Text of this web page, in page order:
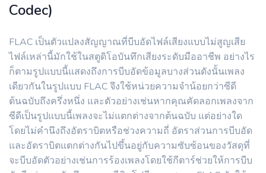
Codec)
FLAC เป็นตัวแปลงสัญญาณที่บีบอัดไฟล์เสียงแบบไม่สูญเสีย
ไฟล์เหล่านี้มักใช้ในสตูดิโอบันทึกเสียงระดับมืออาชีพ อย่างไร
ก็ตามรูปแบบนี้แสดงถึงการบีบอัดข้อมูลบางส่วนดังนั้นเพลง
เดียวกันในรูปแบบ FLAC จึงใช้หน่วยความจำน้อยกว่าซีดี
ต้นฉบับถึงครึ่งหนึ่ง และตัวอย่างเช่นหากคุณคัดลอกเพลงจาก
ซีดีเป็นรูปแบบนี้เพลงจะไม่แตกต่างจากต้นฉบับ แต่อย่างใด
โดยไม่คำนึงถึงอัตราบิตหรือช่วงความถี่ อัตราส่วนการบีบอัด
และอัตราบิตแตกต่างกันไปขึ้นอยู่กับความซับซ้อนของวัสดุที่
จะบีบอัดตัวอย่างเช่นการร้องเพลงโดยใช้กีตาร์ช่วยให้การบีบ